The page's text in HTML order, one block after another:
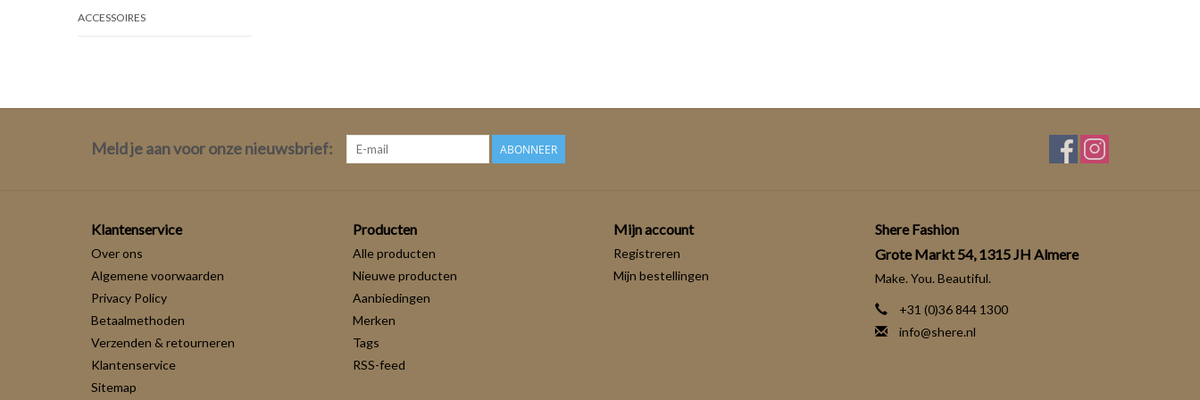
ACCESSOIRES
Meld je aan voor onze nieuwsbrief: ABONNEER
Klantenservice
Over ons
Algemene voorwaarden
Privacy Policy
Betaalmethoden
Verzenden & retourneren
Klantenservice
Sitemap
Producten
Alle producten
Nieuwe producten
Aanbiedingen
Merken
Tags
RSS-feed
Mijn account
Registreren
Mijn bestellingen
Shere Fashion
Grote Markt 54, 1315 JH Almere
Make. You. Beautiful.
+31 (0)36 844 1300
info@shere.nl